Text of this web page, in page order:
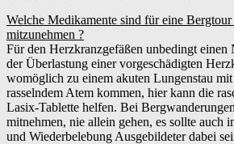
Welche Medikamente sind für eine
mitzunehmen ?
Für den Herzkranzgefäßen unbedingt
der Überlastung einer vorgeschädigten
womöglich zu einem akuten Lungenstau
rasselndem Atem kommen, hier kann die
Lasix-Tablette helfen. Bei
mitnehmen, nie allein gehen, es sollte auch
und Wiederbelebung Ausgebildeter dabei